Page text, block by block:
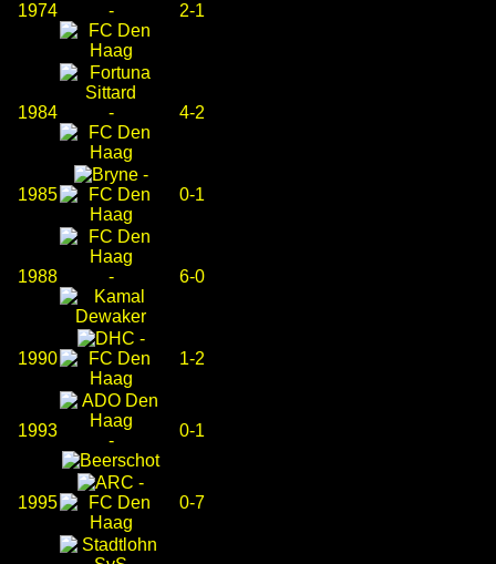
1974 - 2-1
1984 - 4-2
1985
-
0-1
1988 - 6-0
1990
-
1-2
1993
-
0-1
1995
-
0-7